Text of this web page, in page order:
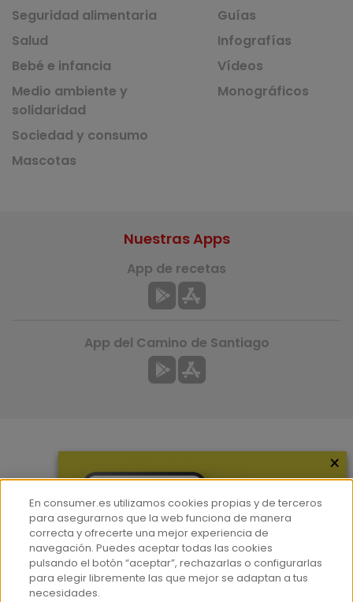
Seguridad alimentaria
Salud
Bebé e infancia
Medio ambiente y
solidaridad
Sociedad y consumo
Mascotas
Guías
Infografías
Vídeos
Monográficos
Hemeroteca
Contacto
Prensa
Corpus Lingüístico Consumer
Nuestras Apps
App de recetas
App del Camino de Santiago
×
En consumer.es utilizamos cookies propias y de terceros
para asegurarnos que la web funciona de manera
correcta y ofrecerte una mejor experiencia de
navegación. Puedes aceptar todas las cookies
pulsando el botón “aceptar”, rechazarlas o configurarlas
para elegir libremente las que mejor se adaptan a tus
necesidades.